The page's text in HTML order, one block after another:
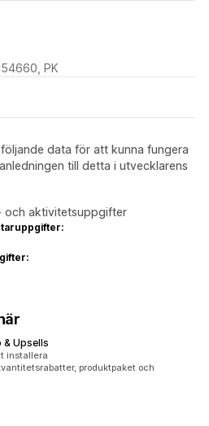
PK
data för att kunna fungera
till detta i utvecklarens
och aktivitetsuppgifter
& Upsells
installera
produktpaket och